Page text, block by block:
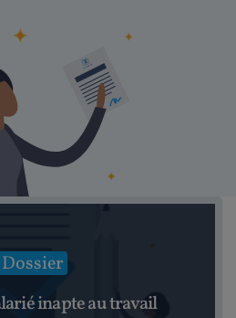
Dossier
inapte au travail